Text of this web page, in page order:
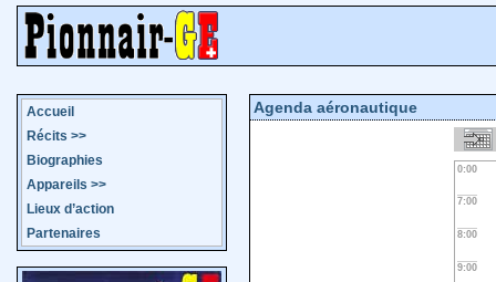
Accueil
Récits >>
Biographies
Appareils >>
Lieux d’action
Partenaires
Agenda aéronautique
0:00
7:00
8:00
9:00